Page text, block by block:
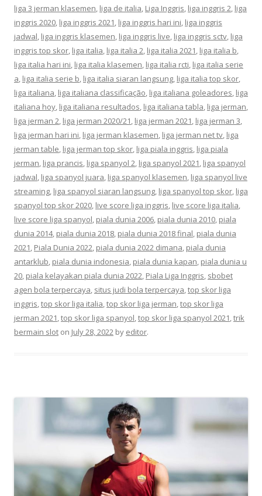
liga 3 jerman klasemen, liga de italia, Liga Inggris, liga inggris 2, liga
inggris 2020, liga inggris 2021, liga inggris hari ini, liga inggris
jadwal, liga inggris klasemen, liga inggris live, liga inggris sctv, liga
inggris top skor, liga italia, liga italia 2, liga italia 2021, liga italia b,
liga italia hari ini, liga italia klasemen, liga italia rcti, liga italia serie
a, liga italia serie b, liga italia siaran langsung, liga italia top skor,
liga italiana, liga italiana classificação, liga italiana goleadores, liga
italiana hoy, liga italiana resultados, liga italiana tabla, liga jerman,
liga jerman 2, liga jerman 2020/21, liga jerman 2021, liga jerman 3,
liga jerman hari ini, liga jerman klasemen, liga jerman net tv, liga
jerman table, liga jerman top skor, liga piala inggris, liga piala
jerman, liga prancis, liga spanyol 2, liga spanyol 2021, liga spanyol
jadwal, liga spanyol juara, liga spanyol klasemen, liga spanyol live
streaming, liga spanyol siaran langsung, liga spanyol top skor, liga
spanyol top skor 2020, live score liga inggris, live score liga italia,
live score liga spanyol, piala dunia 2006, piala dunia 2010, piala
dunia 2014, piala dunia 2018, piala dunia 2018 final, piala dunia
2021, Piala Dunia 2022, piala dunia 2022 dimana, piala dunia
antarklub, piala dunia indonesia, piala dunia kapan, piala dunia u
20, piala kelayakan piala dunia 2022, Piala Liga Inggris, sbobet
agen bola terpercaya, situs judi bola terpercaya,top skor liga
inggris,top skor liga italia,top skor liga jerman,top skor liga
jerman 2021,top skor liga spanyol,top skor liga spanyol 2021,trik
bermain slot on July 28, 2022 by editor.